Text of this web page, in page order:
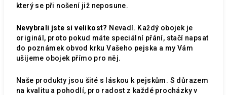
který se při nošení již neposune.
Nevybrali jste si velikost? Nevadí. Každý obojek je
originál, proto pokud máte speciální přání, stačí napsat
do poznámek obvod krku Vašeho pejska a my Vám
ušijeme obojek přímo pro něj.
Naše produkty jsou šité s láskou k pejskům. S důrazem
na kvalitu a pohodlí, pro radost z každé procházky v